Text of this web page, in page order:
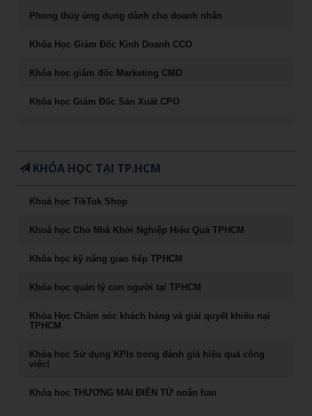
Phong thủy ứng dụng dành cho doanh nhân
Khóa Học Giám Đốc Kinh Doanh CCO
Khóa học giám đốc Marketing CMO
Khóa học Giám Đốc Sản Xuất CPO
dương
Khóa học Marketing Digital
khoá học Kỹ Năng Phỏng Vấn Tuyển Dụng
Rèn Luyện Văn Phong Của CEO
Đào tạo Marketing Online Cấp Tốc
KHÓA HỌC TẠI TP.HCM
Khoá học TikTok Shop
Khoá học Cho Nhà Khởi Nghiệp Hiệu Quả TPHCM
Khóa học kỹ năng giao tiếp TPHCM
Khóa học quản lý con người tại TPHCM
Khóa Học Chăm sóc khách hàng và giải quyết khiếu nại
TPHCM
Khóa học Sử dụng KPIs trong đánh giá hiệu quả công
việc!
Khóa học THƯƠNG MẠI ĐIỆN TỬ ngắn hạn